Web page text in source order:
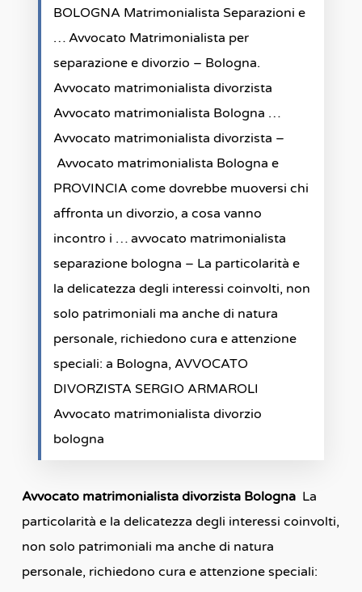
BOLOGNA Matrimonialista Separazioni e
… Avvocato Matrimonialista per
separazione e divorzio – Bologna.
Avvocato matrimonialista divorzista
Avvocato matrimonialista Bologna …
Avvocato matrimonialista divorzista –
Avvocato matrimonialista Bologna e
PROVINCIA come dovrebbe muoversi chi
affronta un divorzio, a cosa vanno
incontro i … avvocato matrimonialista
separazione bologna – La particolarità e
la delicatezza degli interessi coinvolti, non
solo patrimoniali ma anche di natura
personale, richiedono cura e attenzione
speciali: a Bologna, AVVOCATO
DIVORZISTA SERGIO ARMAROLI
Avvocato matrimonialista divorzio
bologna
Avvocato matrimonialista divorzista BolognaLa
particolarità e la delicatezza degli interessi coinvolti,
non solo patrimoniali ma anche di natura
personale, richiedono cura e attenzione speciali: